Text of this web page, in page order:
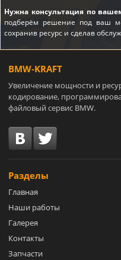
Нужна консультация по
подберём решение под ваш
сохранив ресурс и сделав
BMW-KRAFT
Увеличение мощности и
кодирование,
файловый сервис BMW.
Разделы
Главная
Наши работы
Галерея
Контакты
Запчасти